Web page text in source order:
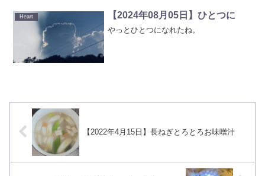
Heart 【2024年08月05日】ひとつに
やっとひとつになれたね。
【2022年4月15日】長ねぎとろとろお味噌汁